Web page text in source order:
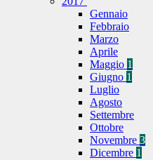
Gennaio
Febbraio
Marzo
Aprile
Maggio 1
Giugno 1
Luglio
Agosto
Settembre
Ottobre
Novembre 3
Dicembre 1